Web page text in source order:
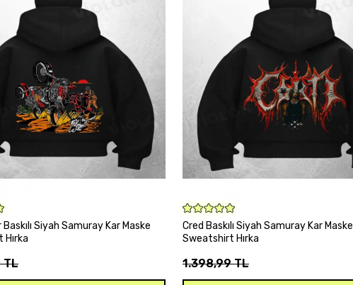
SEPETE EKLE
Siyah Samuray Kar Maske
TL
SEPETE EKLE
Cred Baskılı Siyah Samuray Kar Maske
Sweatshirt Hırka
1.398,99 TL